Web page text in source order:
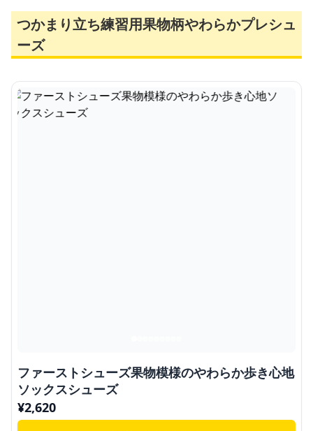
つかまり立ち練習用果物柄やわらかプレシュ
ーズ
ファーストシューズ果物模様のやわらか歩き心地
ソックスシューズ
¥2,620